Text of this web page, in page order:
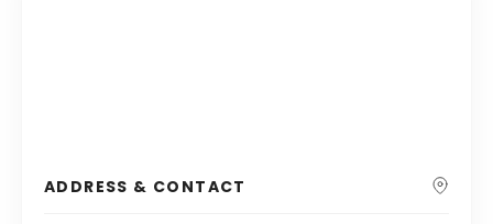
ADDRESS & CONTACT